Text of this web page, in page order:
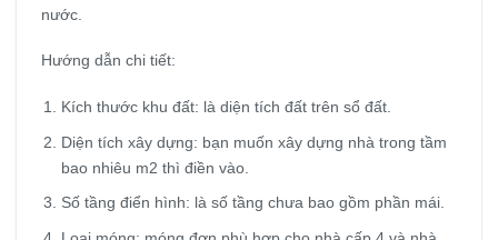
nước.
Hướng dẫn chi tiết:
Kích thước khu đất: là diện tích đất trên sổ đất.
Diện tích xây dựng: bạn muốn xây dựng nhà trong tầm
bao nhiêu m2 thì điền vào.
Số tầng điển hình: là số tầng chưa bao gồm phần mái.